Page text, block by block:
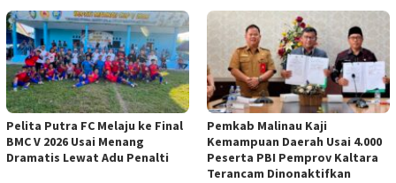
Pelita Putra FC Melaju ke Final
BMC V 2026 Usai Menang
Dramatis Lewat Adu Penalti
Pemkab Malinau Kaji
Kemampuan Daerah Usai 4.000
Peserta PBI Pemprov Kaltara
Terancam Dinonaktifkan